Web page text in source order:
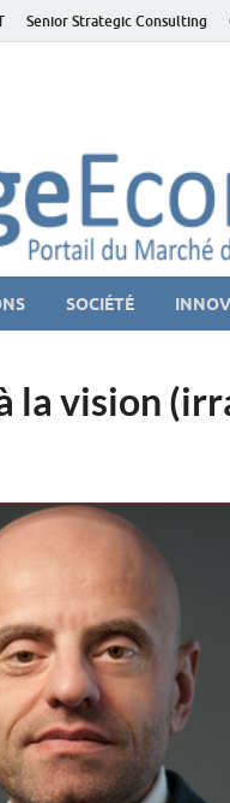
Senior Strategic Consulting
SOCIÉTÉ
la vision